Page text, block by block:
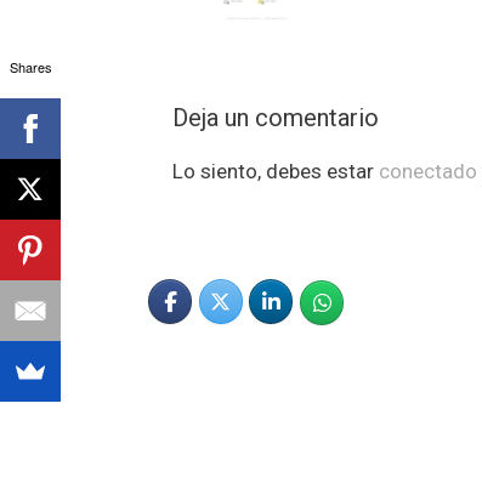
Deja un comentario
Lo siento, debes estar conectado
Shares